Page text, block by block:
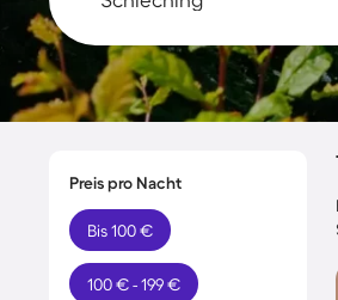
Preis pro Nacht
Bis 100 €
100 € - 199 €